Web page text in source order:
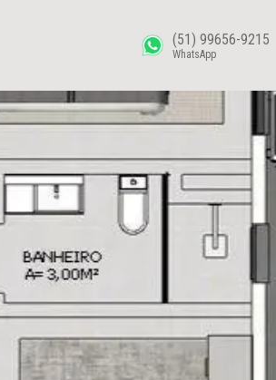
(51) 99656-9215
WhatsApp